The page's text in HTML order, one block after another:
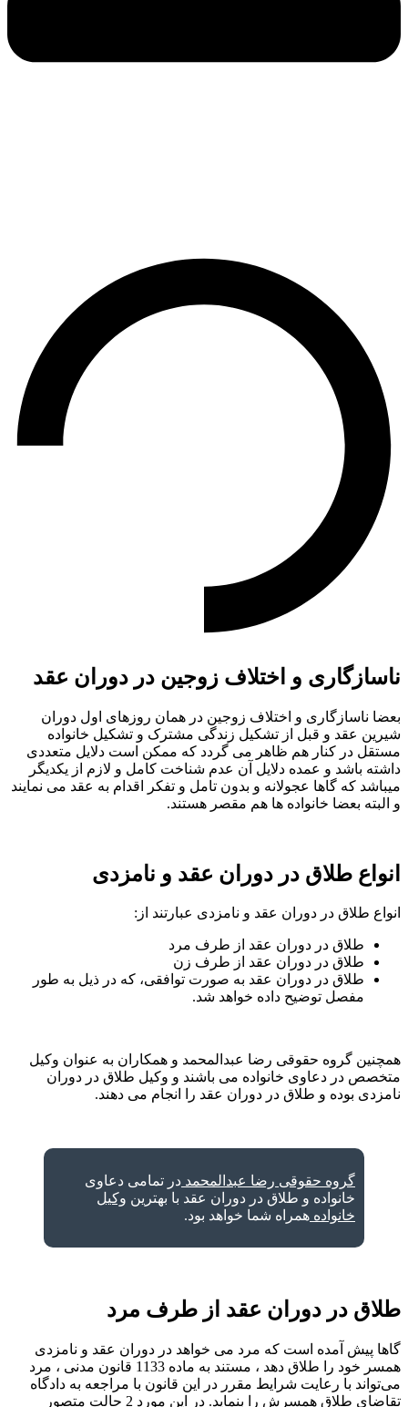
ناسازگاری و اختلاف زوجین در دوران عقد
بعضا ناسازگاری و اختلاف زوجین در همان روزهای اول دوران
شیرین عقد و قبل از تشکیل زندگی مشترک و تشکیل خانواده
مستقل در کنار هم ظاهر می گردد که ممکن است دلایل متعددی
داشته باشد و عمده دلایل آن عدم شناخت کامل و لازم از یکدیگر
میباشد که گاها عجولانه و بدون تامل و تفکر اقدام به عقد می نمایند
و البته بعضا خانواده ها هم مقصر هستند.
انواع طلاق در دوران عقد و نامزدی
انواع طلاق در دوران عقد و نامزدی عبارتند از:
طلاق در دوران عقد از طرف مرد
طلاق در دوران عقد از طرف زن
طلاق در دوران عقد به صورت توافقی، که در ذیل به طور
مفصل توضیح داده خواهد شد.
همچنین گروه حقوقی رضا عبدالمحمد و همکاران به عنوان وکیل
متخصص در دعاوی خانواده می باشند و وکیل طلاق در دوران
نامزدی بوده و طلاق در دوران عقد را انجام می دهند.
گروه حقوقی رضا عبدالمحمد در تمامی دعاوی
خانواده و طلاق در دوران عقد با بهترین وکیل
خانواده همراه شما خواهد بود.
طلاق در دوران عقد از طرف مرد
گاها پیش آمده است که مرد می خواهد در دوران عقد و نامزدی
همسر خود را طلاق دهد ، مستند به ماده 1133 قانون مدنی ، مرد
می‌تواند با رعایت شرایط مقرر در این قانون با مراجعه به دادگاه
تقاضای طلاق همسرش را بنماید. در این مورد 2 حالت متصور